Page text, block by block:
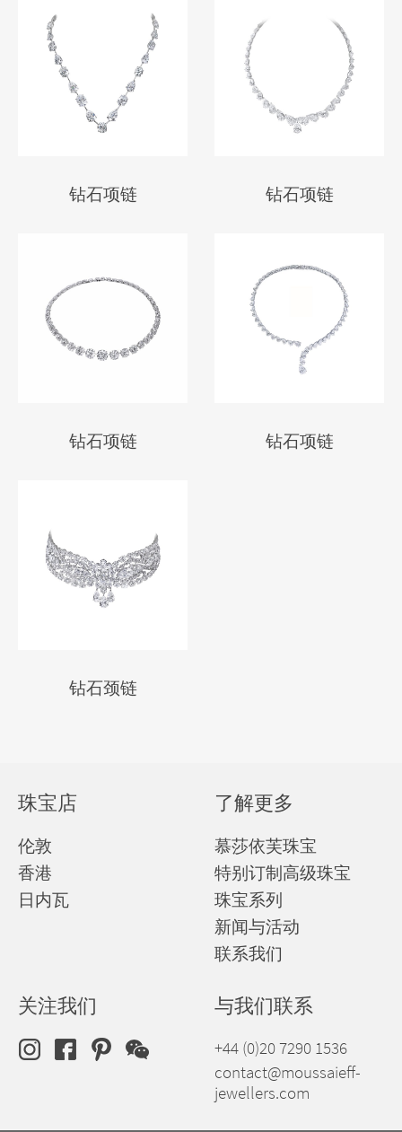
钻石项链 钻石项链
钻石项链 钻石项链
钻石颈链
珠宝店
伦敦
香港
日内瓦
了解更多
慕莎依芙珠宝
特别订制高级珠宝
珠宝系列
新闻与活动
联系我们
关注我们 与我们联系
+44 (0)20 7290 1536
contact@moussaieff-
jewellers.com